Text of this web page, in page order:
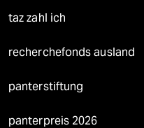
taz zahl ich
recherchefonds ausland
panterstiftung
panterpreis 2026